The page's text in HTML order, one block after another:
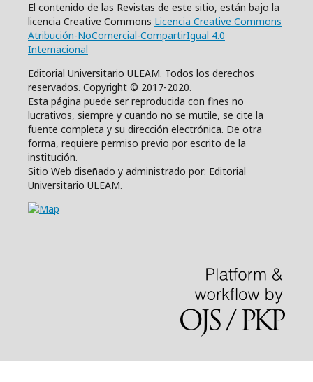
El contenido de las Revistas de este sitio, están bajo la
licencia Creative Commons Licencia Creative Commons
Atribución-NoComercial-CompartirIgual 4.0
Internacional
Editorial Universitario ULEAM. Todos los derechos
reservados. Copyright © 2017-2020.
Esta página puede ser reproducida con fines no
lucrativos, siempre y cuando no se mutile, se cite la
fuente completa y su dirección electrónica. De otra
forma, requiere permiso previo por escrito de la
institución.
Sitio Web diseñado y administrado por: Editorial
Universitario ULEAM.